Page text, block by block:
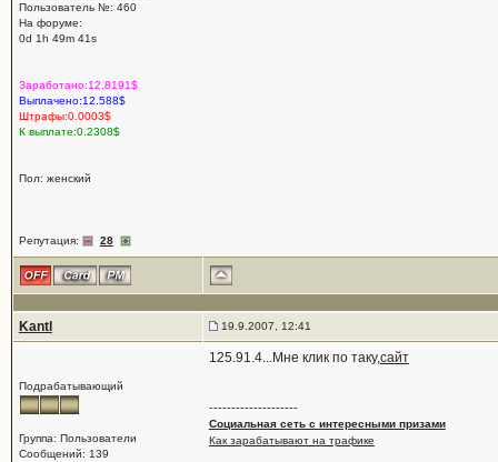
Пользователь №: 460
На форуме:
0d 1h 49m 41s
Заработано:12.8191$
Выплачено:12.588$
Штрафы:0.0003$
К выплате:0.2308$
Пол: женский
Репутация: 28
Kantl 19.9.2007, 12:41
Подрабатывающий
Группа: Пользователи
Сообщений: 139
125.91.4...Мне клик по таку,сайт
--------------------
Социальная сеть с интересными призами
Как зарабатывают на трафике